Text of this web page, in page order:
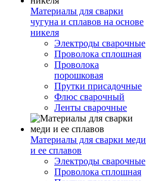
Материалы для сварки
чугуна и сплавов на основе
никеля
Электроды сварочные
Проволока сплошная
Проволока
порошковая
Прутки присадочные
Флюс сварочный
Ленты сварочные
Материалы для сварки меди
и ее сплавов
Электроды сварочные
Проволока сплошная